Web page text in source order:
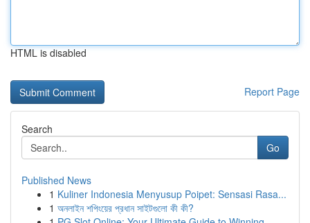
HTML is disabled
Report Page
Search
Go
Published News
1 Kuliner Indonesia Menyusup Poipet: Sensasi Rasa...
1 অনলাইন শপিংয়ের প্রধান সাইটগুলো কী কী?